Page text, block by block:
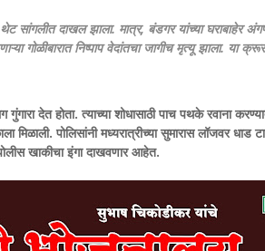
सांगलीत दाखल झाला. मात्र, बंडगर यांच्या घराबाहेर
गोळीबारात निष्पाप वेदांतचा जागीच मृत्यू झाला. या
देत होता. त्याच्या शोधासाठी पाच पथके रवाना
मिळाली. पोलिसांनी मध्यरात्रीच्या सुमारास लॉजवर धाड
खाकीचा इंगा दाखवणार आहेत.